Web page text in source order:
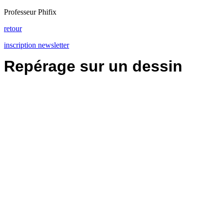
Professeur Phifix
retour
inscription newsletter
Repérage sur un dessin